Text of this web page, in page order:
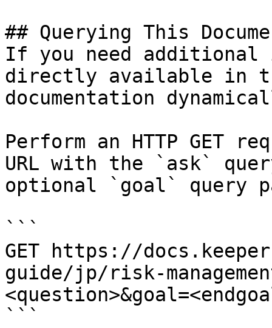
## Querying This
If you need
directly available in
documentation
Perform an HTTP GET
URL with the `ask`
optional `goal` query
```
GET https://
guide/jp/risk-
```